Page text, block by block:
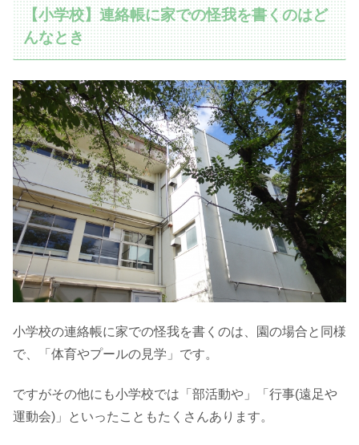
【小学校】連絡帳に家での怪我を書くのはど
んなとき
小学校の連絡帳に家での怪我を書くのは、園の場合と同様
で、「体育やプールの見学」です。
ですがその他にも小学校では「部活動や」「行事(遠足や
運動会)」といったこともたくさんあります。